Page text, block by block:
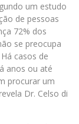
um estudo
de pessoas
72% dos
se preocupa
casos de
anos ou até
procurar um
Dr. Celso di